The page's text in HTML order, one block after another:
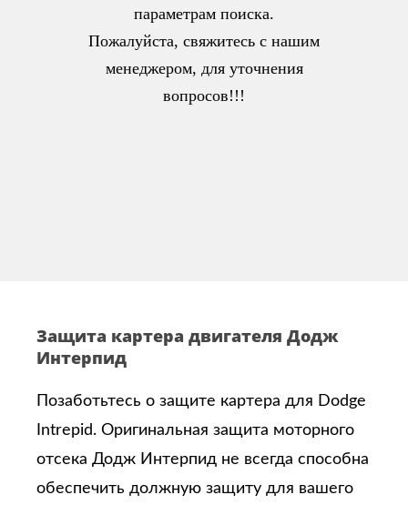
параметрам поиска.
Пожалуйста, свяжитесь с нашим
менеджером, для уточнения
вопросов!!!
Защита картера двигателя Додж
Интерпид
Позаботьтесь о защите картера для Dodge
Intrepid. Оригинальная защита моторного
отсека Додж Интерпид не всегда способна
обеспечить должную защиту для вашего